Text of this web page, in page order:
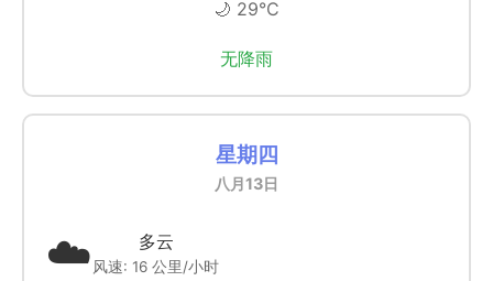
🌙 29°C
无降雨
星期四
八月13日
☁️ 多云
风速: 16 公里/小时